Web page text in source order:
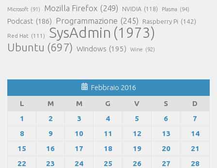
Microsoft (91) Mozilla Firefox (249) NVIDIA (118) Plasma (94)
Podcast (186) Programmazione (245) Raspberry Pi (142)
Red Hat (111) SysAdmin (1973)
Ubuntu (697) Windows (195) Wine (92)
Febbraio 2016
L
M M G V S
D
1
2 3 4 5 6
7
8
9 10 11 12 13
14
15
16 17 18 19 20
21
22
23 24 25 26 27
28